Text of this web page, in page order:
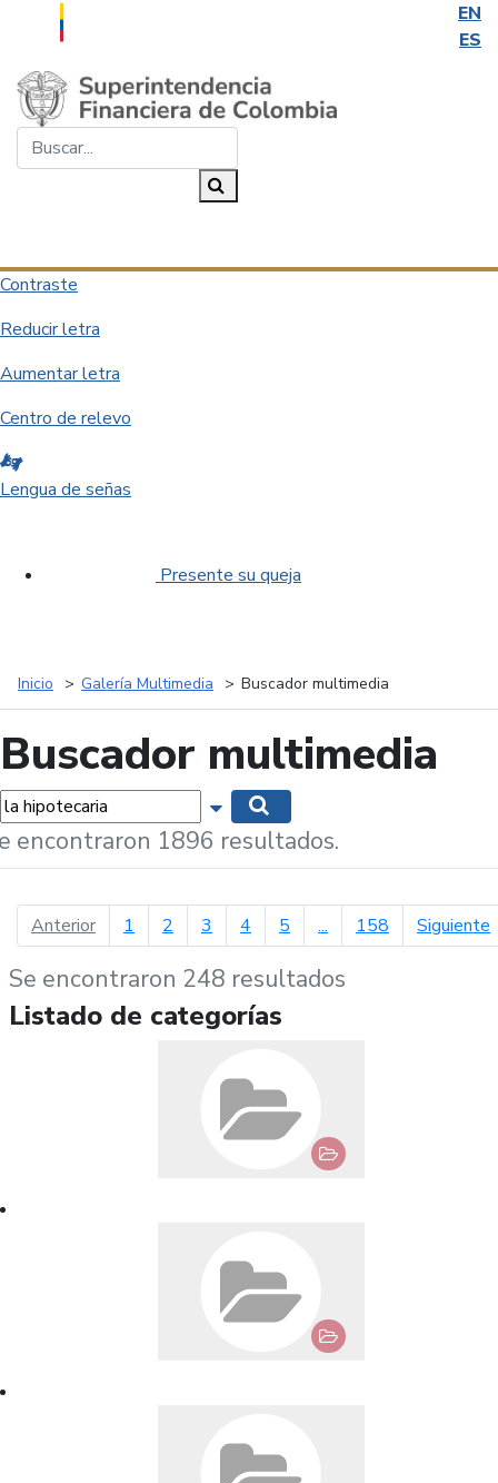
EN
ES
Saltar al contenido principal
Contraste
Reducir letra
Aumentar letra
Centro de relevo
Lengua de señas
Presente su queja
Inicio Galería Multimedia Buscador multimedia
Buscador multimedia
Mostrar opciones de búsqueda
encontraron 1896 resultados.
Anteriorpágina anterior
1 2 3 4 5 ... 158 Siguiente
Se encontraron 248 resultados
Listado de categorías